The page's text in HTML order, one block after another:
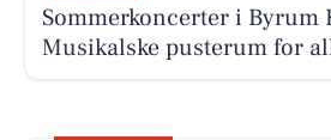
Sommerkoncerter i Byrum
Musikalske pusterum for